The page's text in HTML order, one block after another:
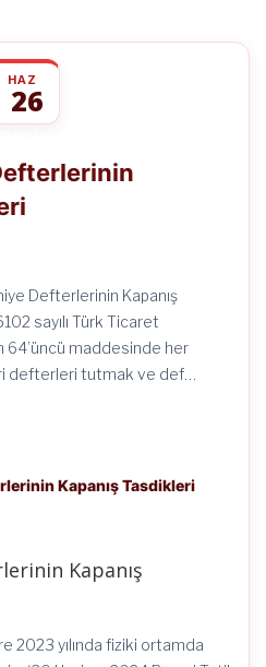
HAZ
26
Defterlerinin Kapanış
sayılı Türk Ticaret
64’üncü maddesinde her
defterleri tutmak ve def…
Kapanış Tasdikleri
Kapanış
2023 yılında fiziki ortamda